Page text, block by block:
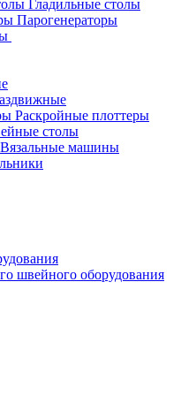
Гладильные столы
Парогенераторы
Раскройные плоттеры
столы
Вязальные машины
швейного оборудования